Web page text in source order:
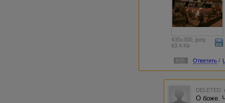
435x300, jpeg
63.4 Kb
#35 Ответить /
DELETED
О боже.